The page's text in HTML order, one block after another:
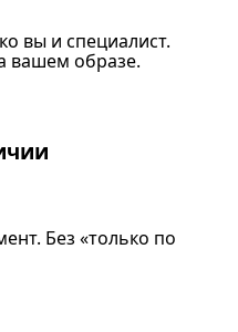
вы и специалист.
вашем образе.
Без «только по